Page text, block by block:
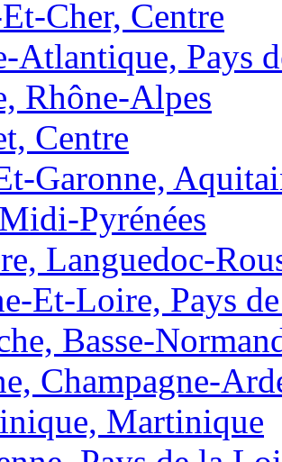
Cher, Centre
Atlantique, Pays
Rhône-Alpes
Centre
Garonne,
Pyrénées
Languedoc-
Et-Loire, Pays
Basse-
Champagne-
Martinique